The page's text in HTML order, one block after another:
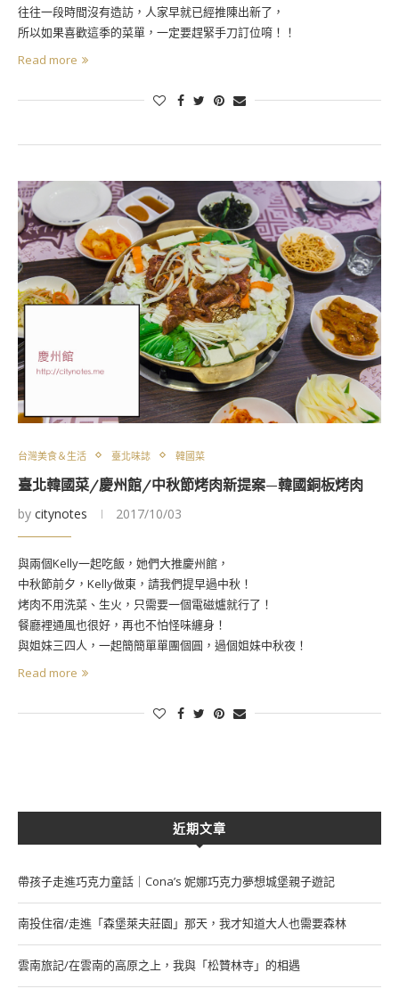
往往一段時間沒有造訪，人家早就已經推陳出新了，
所以如果喜歡這季的菜單，一定要趕緊手刀訂位唷！！
Read more
台灣美食＆生活 臺北味誌 韓國菜
臺北韓國菜/慶州館/中秋節烤肉新提案—韓國銅板烤肉
by citynotes 2017/10/03
與兩個Kelly一起吃飯，她們大推慶州館，
中秋節前夕，Kelly做東，請我們提早過中秋！
烤肉不用洗菜、生火，只需要一個電磁爐就行了！
餐廳裡通風也很好，再也不怕怪味纏身！
與姐妹三四人，一起簡簡單單團個圓，過個姐妹中秋夜！
Read more
近期文章
帶孩子走進巧克力童話｜Cona’s 妮娜巧克力夢想城堡親子遊記
南投住宿/走進「森堡萊夫莊園」那天，我才知道大人也需要森林
雲南旅記/在雲南的高原之上，我與「松贊林寺」的相遇